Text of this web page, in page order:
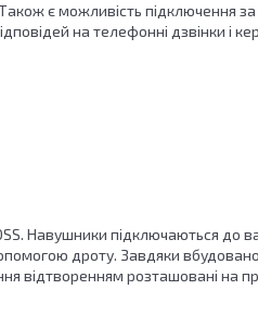
є можливість підключення
на телефонні дзвінки і
Навушники підключаються до
дроту. Завдяки
відтворенням розташовані на